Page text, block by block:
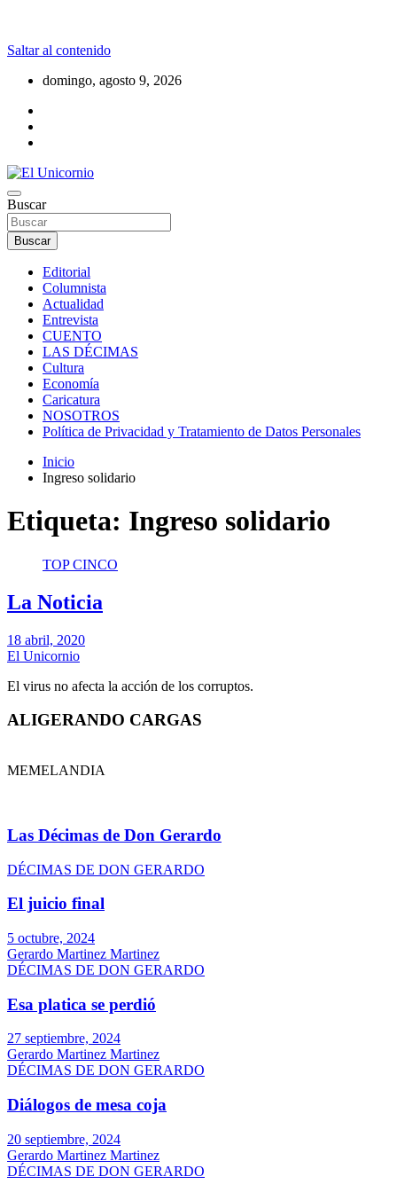
Saltar al contenido
domingo, agosto 9, 2026
El Unicornio
La realidad supera la fantasía
Buscar
Buscar
Editorial
Columnista
Actualidad
Entrevista
CUENTO
LAS DÉCIMAS
Cultura
Economía
Caricatura
NOSOTROS
Política de Privacidad y Tratamiento de Datos Personales
Inicio
Ingreso solidario
Etiqueta: Ingreso solidario
TOP CINCO
La Noticia
18 abril, 2020
El Unicornio
El virus no afecta la acción de los corruptos.
ALIGERANDO CARGAS
MEMELANDIA
Las Décimas de Don Gerardo
DÉCIMAS DE DON GERARDO
El juicio final
5 octubre, 2024
Gerardo Martinez Martinez
DÉCIMAS DE DON GERARDO
Esa platica se perdió
27 septiembre, 2024
Gerardo Martinez Martinez
DÉCIMAS DE DON GERARDO
Diálogos de mesa coja
20 septiembre, 2024
Gerardo Martinez Martinez
DÉCIMAS DE DON GERARDO